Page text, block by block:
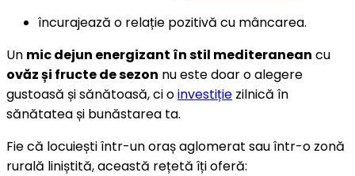
încurajează o relație pozitivă cu mâncarea.
Un mic dejun energizant în stil mediteranean cu
ovăz și fructe de sezon nu este doar o alegere
gustoasă și sănătoasă, ci oinvestiție zilnică în
sănătatea și bunăstarea ta.
Fie că locuiești într-un oraș aglomerat sau într-o zonă
rurală liniștită, această rețetă îți oferă: